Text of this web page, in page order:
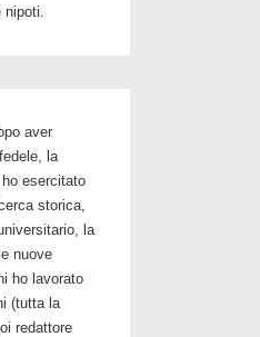
nipoti.
aver
la
esercitato
storica,
la
nuove
ho lavorato
(tutta la
redattore